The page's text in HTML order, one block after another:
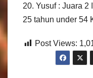
20. Yusuf : Juara
25 tahun under 54
Post Views: